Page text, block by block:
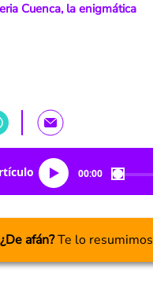
Cuenca, la enigmática
00:00
¿De afán?Te lo resumimos